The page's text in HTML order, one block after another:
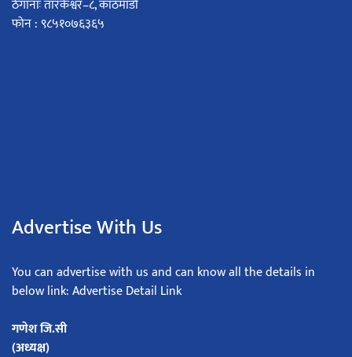
ठेगानाः तारकेश्वर–८, काठमाडौं
फोन : ९८५१०७६३६५
Advertise With Us
You can advertise with us and can know all the details in
below link: Advertise Detail Link
गणेश जि.सी
(अध्यक्ष)